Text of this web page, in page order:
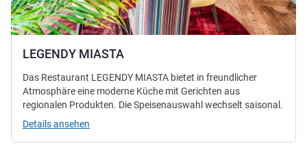
LEGENDY MIASTA
Das Restaurant LEGENDY MIASTA bietet in freundlicher
Atmosphäre eine moderne Küche mit Gerichten aus
regionalen Produkten. Die Speisenauswahl wechselt saisonal.
Details ansehen